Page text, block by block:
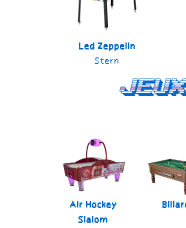
Led Zeppelin
Stern
Air Hockey
Slalom